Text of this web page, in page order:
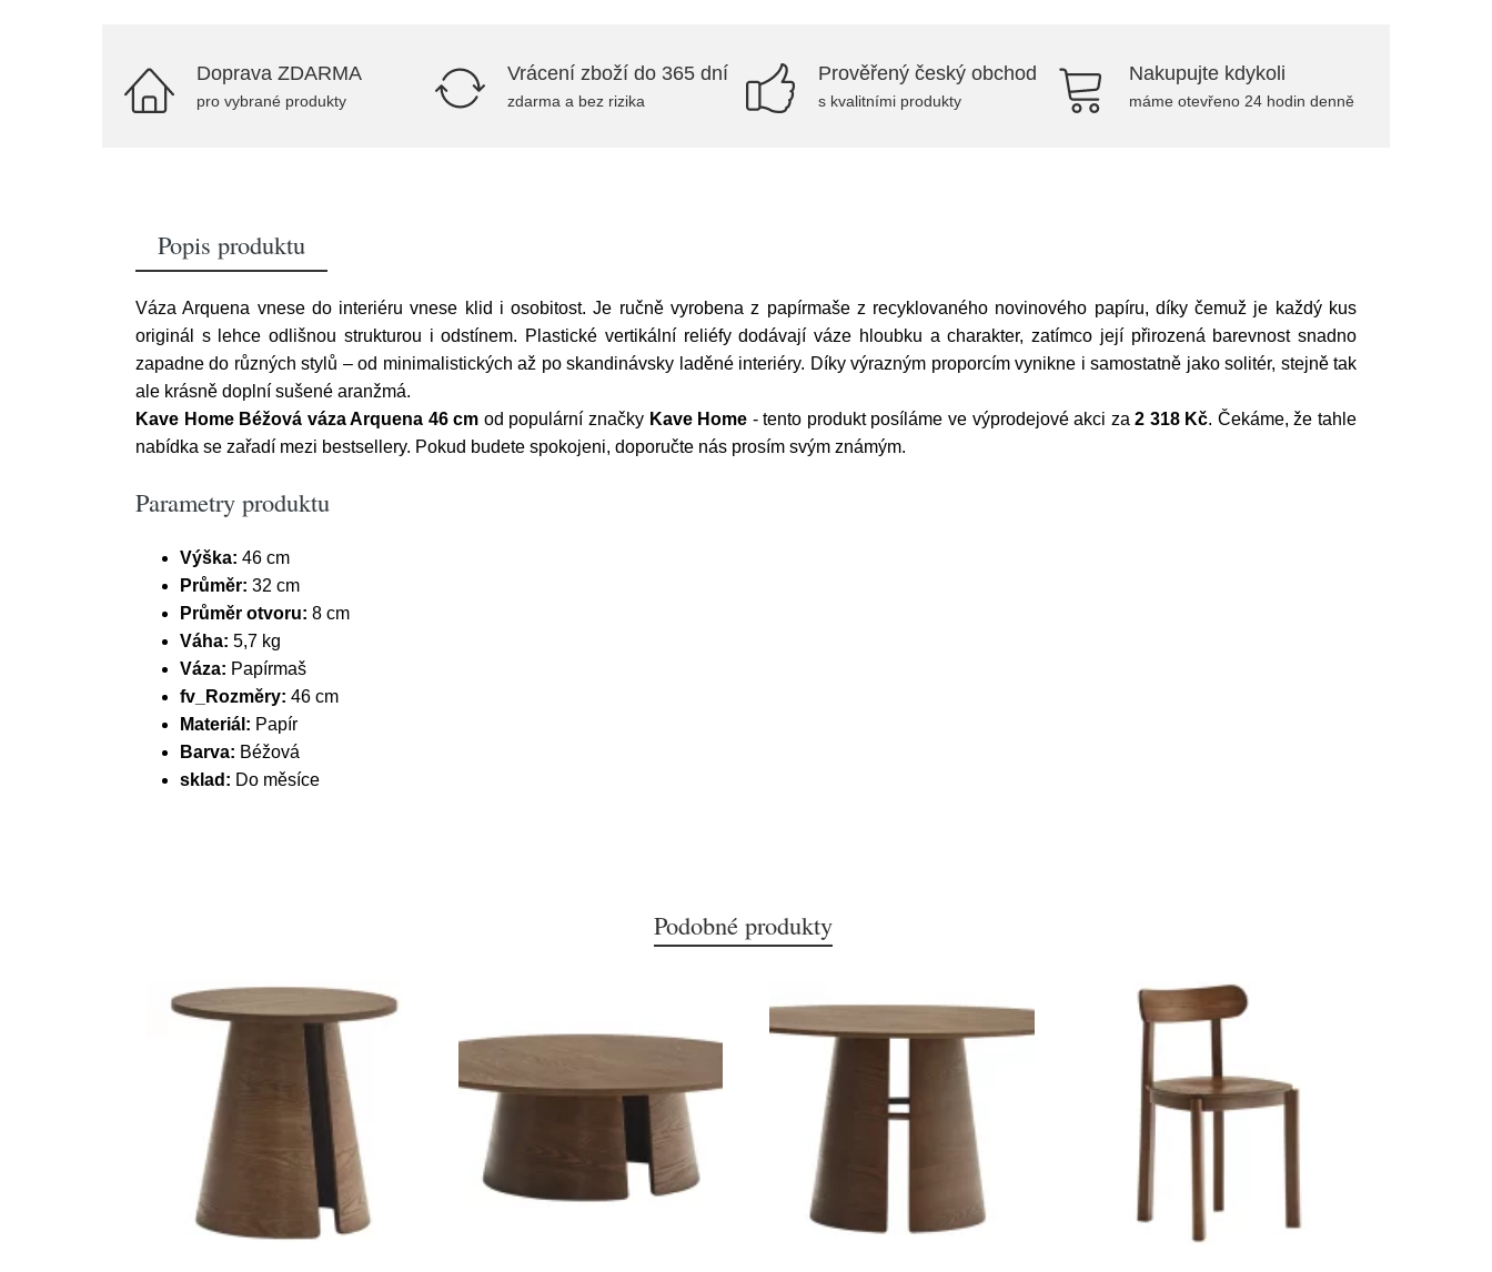
Doprava ZDARMA
pro vybrané produkty
Vrácení zboží do 365 dní
zdarma a bez rizika
Prověřený český obchod
s kvalitními produkty
Nakupujte kdykoli
máme otevřeno 24 hodin denně
Popis produktu
Váza Arquena vnese do interiéru vnese klid i osobitost. Je ručně vyrobena z papírmaše z recyklovaného novinového papíru, díky čemuž je každý kus
originál s lehce odlišnou strukturou i odstínem. Plastické vertikální reliéfy dodávají váze hloubku a charakter, zatímco její přirozená barevnost snadno
zapadne do různých stylů – od minimalistických až po skandinávsky laděné interiéry. Díky výrazným proporcím vynikne i samostatně jako solitér, stejně tak
ale krásně doplní sušené aranžmá.
Kave Home Béžová váza Arquena 46 cm od populární značky Kave Home - tento produkt posíláme ve výprodejové akci za2 318 Kč. Čekáme, že tahle
nabídka se zařadí mezi bestsellery. Pokud budete spokojeni, doporučte nás prosím svým známým.
Parametry produktu
Výška: 46 cm
Průměr: 32 cm
Průměr otvoru: 8 cm
Váha: 5,7 kg
Váza: Papírmaš
fv_Rozměry: 46 cm
Materiál: Papír
Barva: Béžová
sklad: Do měsíce
Podobné produkty